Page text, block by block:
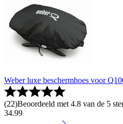
Weber luxe beschermhoes voor
(22)Beoordeeld met 4.8 van de 5
34.99